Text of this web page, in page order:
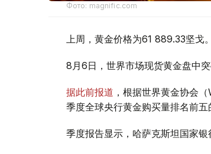
Фото: magnific.com
上周，黄金价格为61 889.33坚戈
8月6日，世界市场现货黄金盘中
据此前报道 ，根据世界黄金协会
季度全球央行黄金购买量排名前五
季度报告显示，哈萨克斯坦国家银